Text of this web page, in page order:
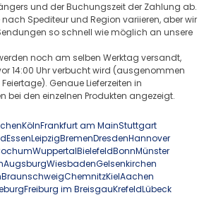
und der Buchungszeit der Zahlung ab.
nach Spediteur und Region variieren, aber wir
so schnell wie möglich an unsere
noch am selben Werktag versandt,
14:00 Uhr verbucht wird (ausgenommen
Genaue Lieferzeiten in
bei den einzelnen Produkten angezeigt.
KölnFrankfurt am MainStuttgart
EssenLeipzigBremenDresdenHannover
WuppertalBielefeldBonnMünster
AugsburgWiesbadenGelsenkirchen
BraunschweigChemnitzKielAachen
Freiburg im BreisgauKrefeldLübeck